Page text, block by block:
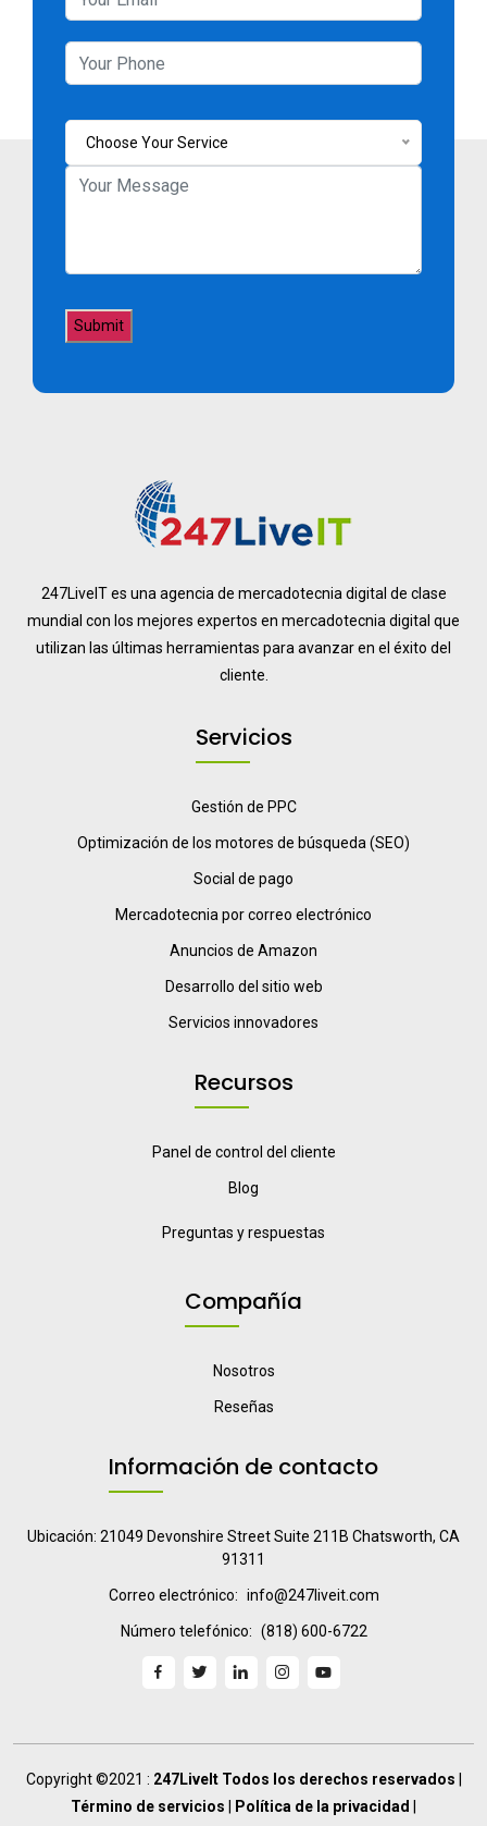
Choose Your Service
247LiveIT es una agencia de mercadotecnia digital de clase
mundial con los mejores expertos en mercadotecnia digital que
utilizan las últimas herramientas para avanzar en el éxito del
cliente.
Servicios
Gestión de PPC
Optimización de los motores de búsqueda (SEO)
Social de pago
Mercadotecnia por correo electrónico
Anuncios de Amazon
Desarrollo del sitio web
Servicios innovadores
Recursos
Panel de control del cliente
Blog
Preguntas y respuestas
Compañía
Nosotros
Reseñas
Información de contacto
Ubicación: 21049 Devonshire Street Suite 211B Chatsworth, CA
91311
Correo electrónico: info@247liveit.com
Número telefónico: (818) 600-6722
Copyright ©2021 : 247LiveIt Todos los derechos reservados
Término de servicios
Política de la privacidad